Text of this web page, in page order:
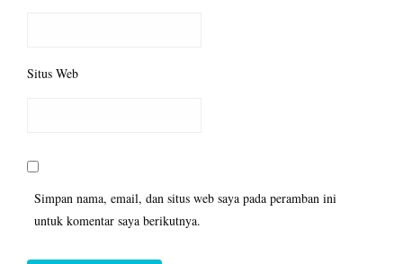
Situs Web
Simpan nama, email, dan situs web saya pada peramban ini
untuk komentar saya berikutnya.